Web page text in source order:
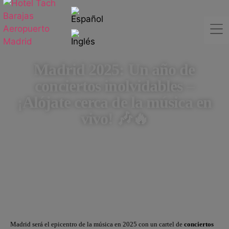
vivo! 🎶🔥
Madrid será el epicentro de la música en 2025 con un cartel de conciertos